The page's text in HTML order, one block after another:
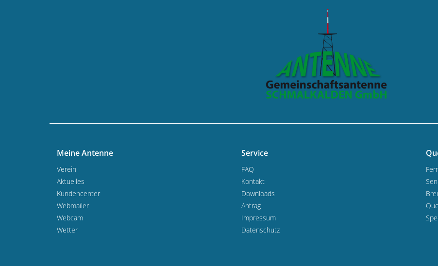
Meine Antenne
Verein
Aktuelles
Kundencenter
Webmailer
Webcam
Wetter
Service
FAQ
Kontakt
Downloads
Antrag
Impressum
Datenschutz